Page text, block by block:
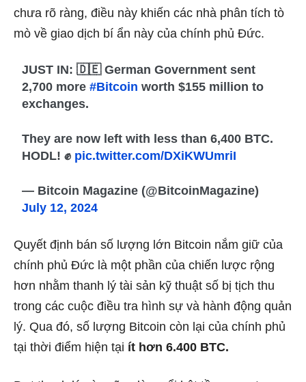
chưa rõ ràng, điều này khiến các nhà phân tích tò
mò về giao dịch bí ẩn này của chính phủ Đức.
JUST IN: 🇩🇪 German Government sent
2,700 more#Bitcoin worth $155 million to
exchanges.
They are now left with less than 6,400 BTC.
HODL! ✊ pic.twitter.com/DXiKWUmriI
— Bitcoin Magazine (@BitcoinMagazine)
July 12, 2024
Quyết định bán số lượng lớn Bitcoin nắm giữ của
chính phủ Đức là một phần của chiến lược rộng
hơn nhằm thanh lý tài sản kỹ thuật số bị tịch thu
trong các cuộc điều tra hình sự và hành động quản
lý. Qua đó, số lượng Bitcoin còn lại của chính phủ
tại thời điểm hiện tại ít hơn 6.400 BTC.